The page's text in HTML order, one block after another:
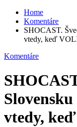
Home
Komentáre
SHOCAST.
vtedy, keď
Komentáre
vtedy,